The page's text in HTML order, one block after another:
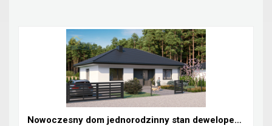
Nowoczesny dom jednorodzinny stan deweloperski